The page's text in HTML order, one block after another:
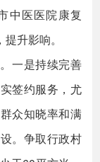
中医医院康复
升影响。
一是持续完善
签约服务，尤
众知晓率和满
。争取行政村